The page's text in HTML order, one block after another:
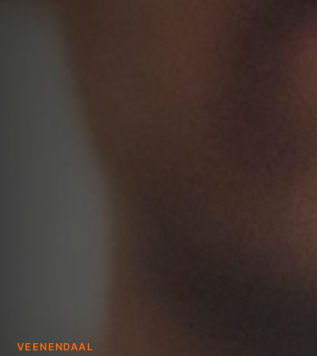
VEENENDAAL